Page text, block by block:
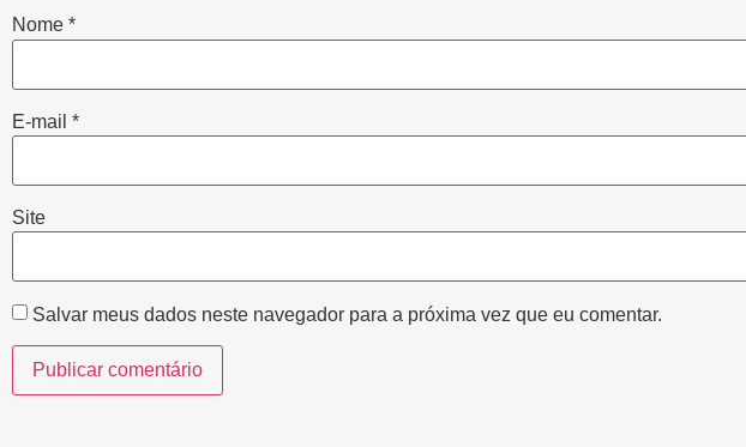
Nome *
E-mail *
Site
Salvar meus dados neste navegador para a próxima vez que eu comentar.